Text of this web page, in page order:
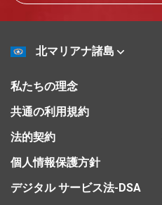
北マリアナ諸島
私たちの理念
共通の利用規約
法的契約
個人情報保護方針
デジタル サービス法-DSA